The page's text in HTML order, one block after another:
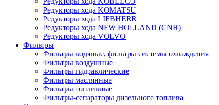
Редукторы хода KOMATSU
Редукторы хода LIEBHERR
Редукторы хода NEW HOLLAND (CNH)
Редукторы хода VOLVO
Фильтры
Фильтры водяные, фильтры системы охлаждения
Фильтры воздушные
Фильтры гидравлические
Фильтры маслянные
Фильтры топливные
Фильтры-сепараторы дизельного топлива